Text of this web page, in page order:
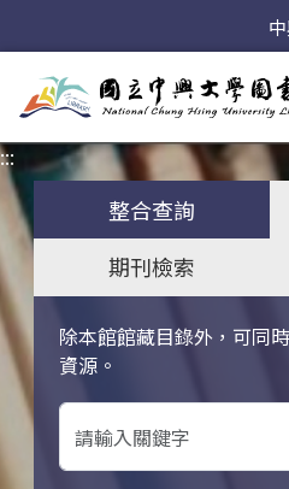
:::
整合查詢
期刊檢索
除本館館藏目錄外，可同
資源。
關鍵字搜尋